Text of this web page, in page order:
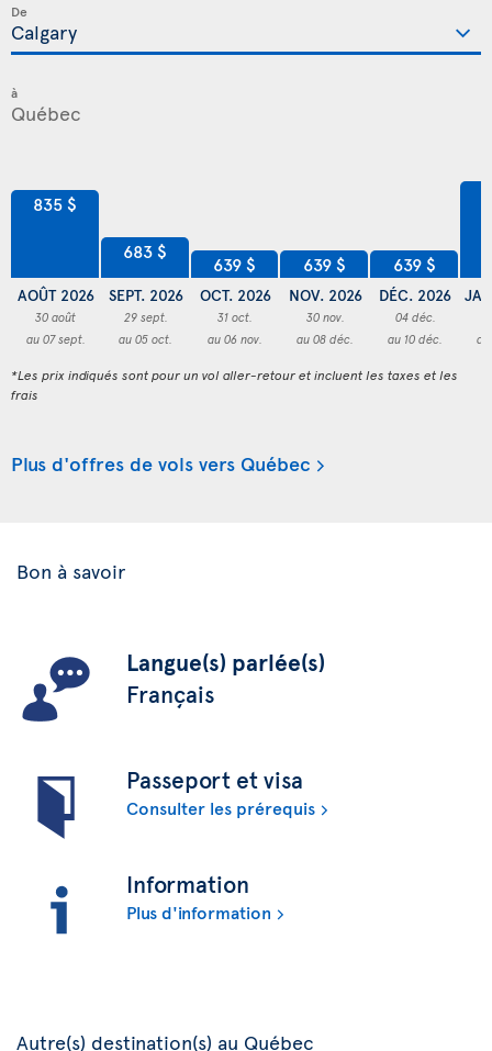
De
à
835 $
AOÛT 2026
30 août
au 07 sept.
683 $
SEPT. 2026
29 sept.
au 05 oct.
639 $
OCT. 2026
31 oct.
au 06 nov.
639 $
NOV. 2026
30 nov.
au 08 déc.
639 $
DÉC. 2026
04 déc.
au 10 déc.
*Les prix indiqués sont pour un vol aller-retour et incluent les taxes et les
frais
Plus d'offres de vols vers Québec
Bon à savoir
Langue(s) parlée(s)
Français
Passeport et visa
Consulter les prérequis
Information
Plus d'information
Autre(s) destination(s) au Québec